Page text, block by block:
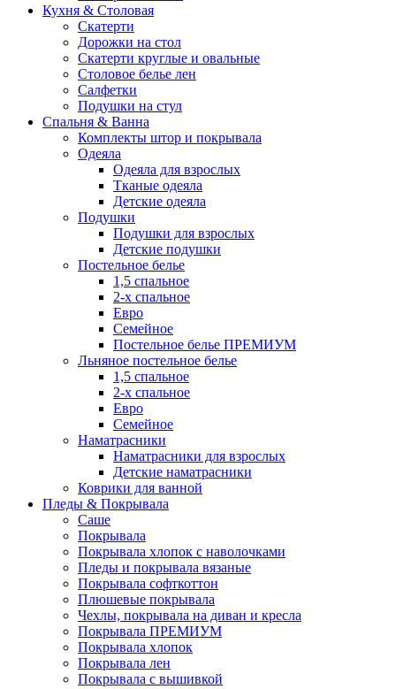
Кухня & Столовая
Скатерти
Дорожки на стол
Скатерти круглые и овальные
Столовое белье лен
Салфетки
Подушки на стул
Спальня & Ванна
Комплекты штор и покрывала
Одеяла
Одеяла для взрослых
Тканые одеяла
Детские одеяла
Подушки
Подушки для взрослых
Детские подушки
Постельное белье
1,5 спальное
2-х спальное
Евро
Семейное
Постельное белье ПРЕМИУМ
Льняное постельное белье
1,5 спальное
2-х спальное
Евро
Семейное
Наматрасники
Наматрасники для взрослых
Детские наматрасники
Коврики для ванной
Пледы & Покрывала
Саше
Покрывала
Покрывала хлопок с наволочками
Пледы и покрывала вязаные
Покрывала софткоттон
Плюшевые покрывала
Чехлы, покрывала на диван и кресла
Покрывала ПРЕМИУМ
Покрывала хлопок
Покрывала лен
Покрывала с вышивкой